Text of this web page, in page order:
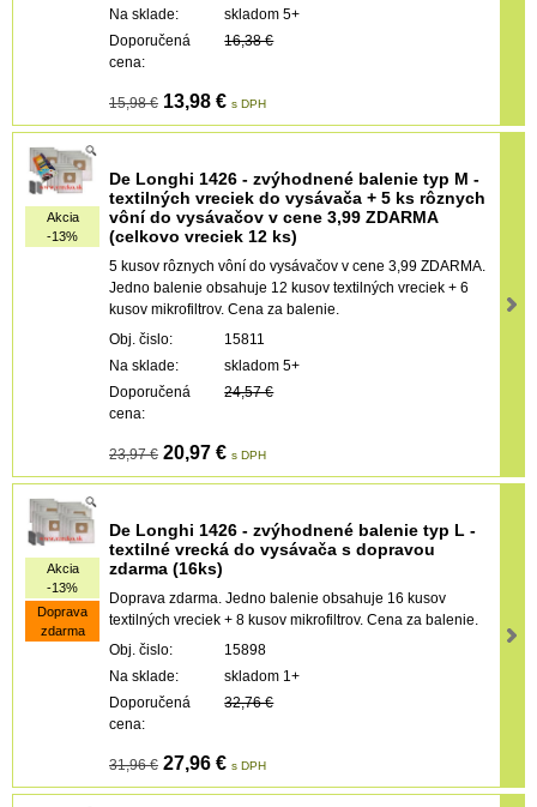
Na sklade:
skladom 5+
Doporučená
cena:
16,38 €
15,98 € 13,98 € s DPH
Akcia
-13%
De Longhi 1426 - zvýhodnené balenie typ M -
textilných vreciek do vysávača + 5 ks rôznych
vôní do vysávačov v cene 3,99 ZDARMA
(celkovo vreciek 12 ks)
5 kusov rôznych vôní do vysávačov v cene 3,99 ZDARMA.
Jedno balenie obsahuje 12 kusov textilných vreciek + 6
kusov mikrofiltrov. Cena za balenie.
Obj. čislo:
15811
Na sklade:
skladom 5+
Doporučená
cena:
24,57 €
23,97 € 20,97 € s DPH
Akcia
-13%
Doprava
zdarma
De Longhi 1426 - zvýhodnené balenie typ L -
textilné vrecká do vysávača s dopravou
zdarma (16ks)
Doprava zdarma. Jedno balenie obsahuje 16 kusov
textilných vreciek + 8 kusov mikrofiltrov. Cena za balenie.
Obj. čislo:
15898
Na sklade:
skladom 1+
Doporučená
cena:
32,76 €
31,96 € 27,96 € s DPH